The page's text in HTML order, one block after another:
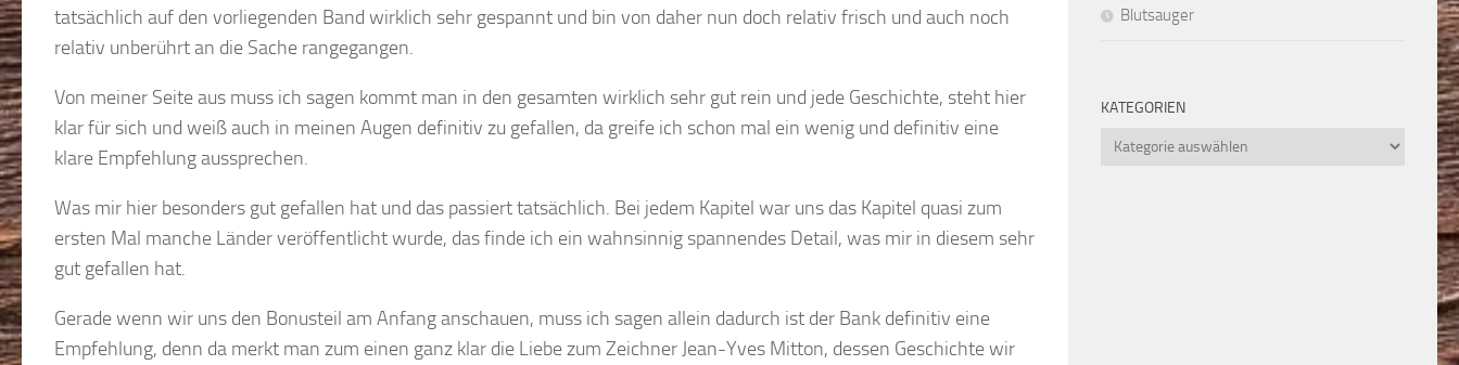
tatsächlich auf den vorliegenden Band wirklich sehr gespannt und bin von daher nun doch relativ frisch und auch noch
relativ unberührt an die Sache rangegangen.
Von meiner Seite aus muss ich sagen kommt man in den gesamten wirklich sehr gut rein und jede Geschichte, steht hier
klar für sich und weiß auch in meinen Augen definitiv zu gefallen, da greife ich schon mal ein wenig und definitiv eine
klare Empfehlung aussprechen.
Was mir hier besonders gut gefallen hat und das passiert tatsächlich. Bei jedem Kapitel war uns das Kapitel quasi zum
ersten Mal manche Länder veröffentlicht wurde, das finde ich ein wahnsinnig spannendes Detail, was mir in diesem sehr
gut gefallen hat.
Gerade wenn wir uns den Bonusteil am Anfang anschauen, muss ich sagen allein dadurch ist der Bank definitiv eine
Empfehlung, denn da merkt man zum einen ganz klar die Liebe zum Zeichner Jean-Yves Mitton, dessen Geschichte wir
Blutsauger
KATEGORIEN
Kategorien